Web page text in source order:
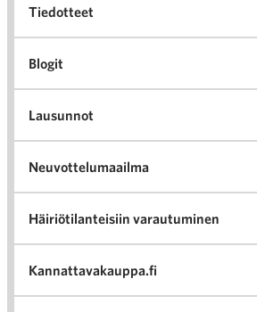
Tiedotteet
Blogit
Lausunnot
Neuvottelumaailma
Häiriötilanteisiin varautuminen
Kannattavakauppa.fi